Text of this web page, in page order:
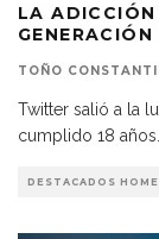
LA
TOÑO
Twitter salió a la
cumplido 18 años.
DESTACADOS HOME